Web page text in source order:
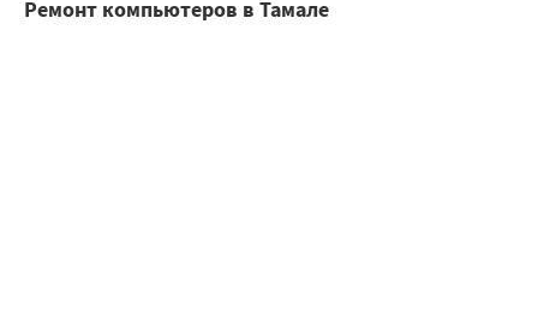
Ремонт компьютеров в Тамале